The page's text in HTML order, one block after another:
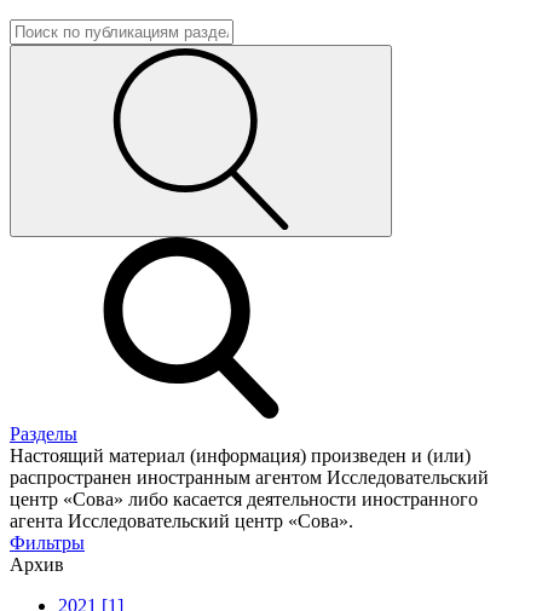
Разделы
Настоящий материал (информация) произведен и (или)
распространен иностранным агентом Исследовательский
центр «Сова» либо касается деятельности иностранного
агента Исследовательский центр «Сова».
Фильтры
Архив
2021 [1]